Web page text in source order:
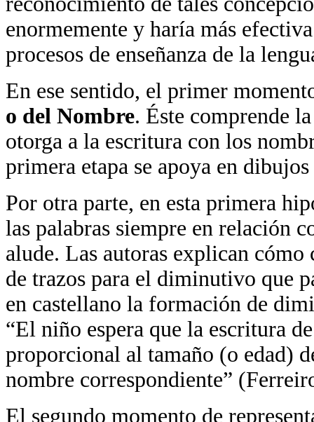
enormemente y haría más
procesos de enseñanza de la
En ese sentido, el primer
o del Nombre. Éste comprende
otorga a la escritura con los
primera etapa se apoya en
Por otra parte, en esta primera
las palabras siempre en relación
alude. Las autoras explican
de trazos para el diminutivo que
en castellano la formación de
“El niño espera que la escritura
proporcional al tamaño (o edad)
nombre correspondiente”
El segundo momento de